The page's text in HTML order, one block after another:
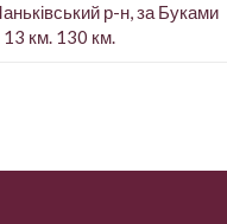
р-н, за Буками
13 км. 130 км.